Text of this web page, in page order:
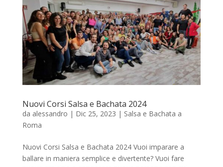
Nuovi Corsi Salsa e Bachata 2024
da alessandro | Dic 25, 2023 | Salsa e Bachata a
Roma
Nuovi Corsi Salsa e Bachata 2024 Vuoi imparare a
ballare in maniera semplice e divertente? Vuoi fare